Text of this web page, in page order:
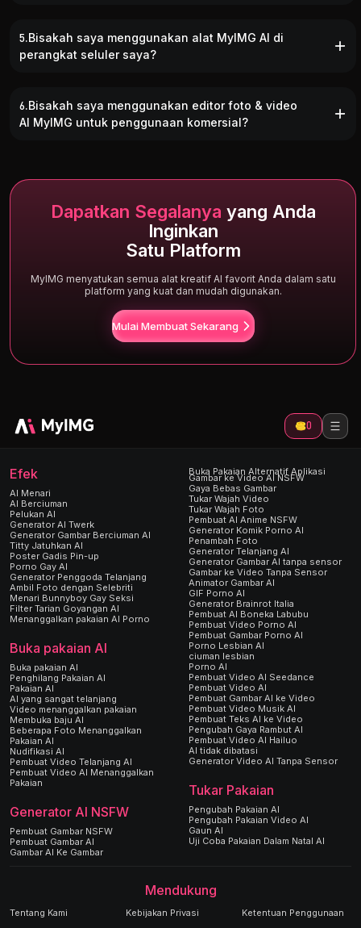
5.Bisakah saya menggunakan alat MyIMG AI di
perangkat seluler saya?
6.Bisakah saya menggunakan editor foto & video
AI MyIMG untuk penggunaan komersial?
Dapatkan Segalanya yang Anda
Inginkan
Satu Platform
MyIMG menyatukan semua alat kreatif AI favorit Anda dalam satu
platform yang kuat dan mudah digunakan.
Mulai Membuat Sekarang
0
Efek
AI Menari
AI Berciuman
Pelukan AI
Generator AI Twerk
Generator Gambar Berciuman AI
Titty Jatuhkan AI
Poster Gadis Pin-up
Porno Gay AI
Generator Penggoda Telanjang
Ambil Foto dengan Selebriti
Menari Bunnyboy Gay Seksi
Filter Tarian Goyangan AI
Menanggalkan pakaian AI Porno
Buka pakaian AI
Buka pakaian AI
Penghilang Pakaian AI
Pakaian AI
AI yang sangat telanjang
Video menanggalkan pakaian
Membuka baju AI
Beberapa Foto Menanggalkan
Pakaian AI
Nudifikasi AI
Pembuat Video Telanjang AI
Pembuat Video AI Menanggalkan
Pakaian
Generator AI NSFW
Pembuat Gambar NSFW
Pembuat Gambar AI
Gambar AI Ke Gambar
Buka Pakaian Alternatif Aplikasi
Gambar ke Video AI NSFW
Gaya Bebas Gambar
Tukar Wajah Video
Tukar Wajah Foto
Pembuat AI Anime NSFW
Generator Komik Porno AI
Penambah Foto
Generator Telanjang AI
Generator Gambar AI tanpa sensor
Gambar ke Video Tanpa Sensor
Animator Gambar AI
GIF Porno AI
Generator Brainrot Italia
Pembuat AI Boneka Labubu
Pembuat Video Porno AI
Pembuat Gambar Porno AI
Porno Lesbian AI
ciuman lesbian
Porno AI
Pembuat Video AI Seedance
Pembuat Video AI
Pembuat Gambar AI ke Video
Pembuat Video Musik AI
Pembuat Teks AI ke Video
Pengubah Gaya Rambut AI
Pembuat Video AI Hailuo
AI tidak dibatasi
Generator Video AI Tanpa Sensor
Tukar Pakaian
Pengubah Pakaian AI
Pengubah Pakaian Video AI
Gaun AI
Uji Coba Pakaian Dalam Natal AI
Mendukung
Tentang Kami Kebijakan Privasi
Ketentuan Penggunaan